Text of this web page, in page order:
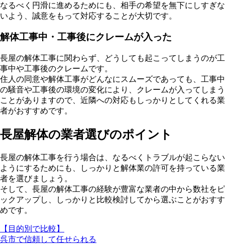
なるべく円滑に進めるためにも、相手の希望を無下にしすぎな
いよう、誠意をもって対応することが大切です。
解体工事中・工事後にクレームが入った
長屋の解体工事に関わらず、どうしても起こってしまうのが工
事中や工事後のクレームです。
住人の同意や解体工事がどんなにスムーズであっても、工事中
の騒音や工事後の環境の変化により、クレームが入ってしまう
ことがありますので、近隣への対応もしっかりとしてくれる業
者がおすすめです。
長屋解体の業者選びのポイント
長屋の解体工事を行う場合は、なるべくトラブルが起こらない
ようにするためにも、しっかりと解体業の許可を持っている業
者を選びましょう。
そして、長屋の解体工事の経験が豊富な業者の中から数社をピ
ックアップし、しっかりと比較検討してから選ぶことがおすす
めです。
【目的別で比較】
呉市で信頼して任せられる